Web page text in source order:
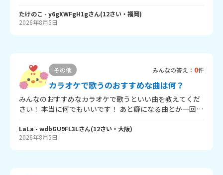
見聞かせてくださーい！
たけのこ - y6gXWFgH1gさん(12さい・ 福岡)
2026年8月5日
その他 みんなの答え： 0件
カラオケで歌うのおすすめな曲は何？
みんなのおすすめなカラオケで歌うといい曲を教えてくだ
さい！ 本当に何でもいいです！ あと癖になる曲とか一回歌
い！
LaLa - wdbGU9FL3Lさん(12さい・ 大阪)
2026年8月5日